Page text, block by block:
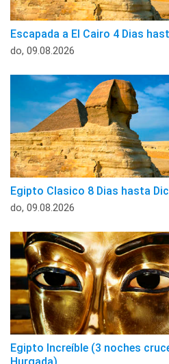
Escapada a El Cairo 4 Dias
do, 09.08.2026
Egipto Clasico 8 Dias hasta
do, 09.08.2026
Egipto Increíble (3 noches
Hurgada)